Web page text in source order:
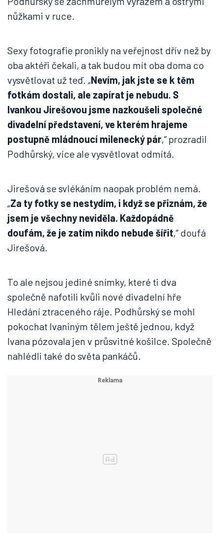
nůžkami v ruce.
Sexy fotografie pronikly na veřejnost dřív než by
oba aktéři čekali, a tak budou mít oba doma co
vysvětlovat už teď. „Nevím, jak jste se k těm
fotkám dostali, ale zapírat je nebudu. S
Ivankou Jirešovou jsme nazkoušeli společné
divadelní představení, ve kterém hrajeme
postupně mládnoucí milenecký pár,“ prozradil
Podhůrský, více ale vysvětlovat odmítá.
Jirešová se svlékáním naopak problém nemá.
„Za ty fotky se nestydím, i když se přiznám, že
jsem je všechny neviděla. Každopádně
doufám, že je zatím nikdo nebude šířit,“ doufá
Jirešová.
To ale nejsou jediné snímky, které ti dva
společně nafotili kvůli nové divadelní hře
Hledání ztraceného ráje. Podhůrský se mohl
pokochat Ivaniným tělem ještě jednou, když
Ivana pózovala jen v průsvitné košilce. Společně
nahlédli také do světa pankáčů.